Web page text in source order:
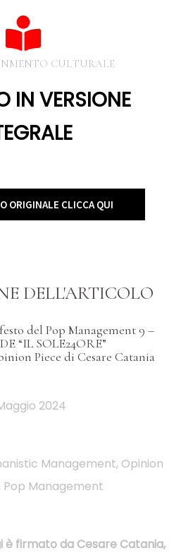
CULTURALE
IN VERSIONE
ORIGINALE CLICCA QUI
DELL'ARTICOLO
del Pop Management 9 –
“IL SOLE24ORE”
Piece di Cesare Catania
2024
Management, Opinion
Pop Management
è firmato da Cesare Catania,